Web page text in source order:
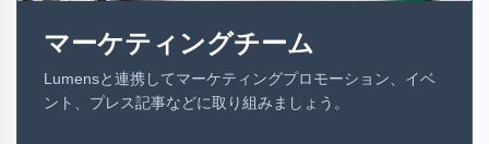
マーケティングチーム
Lumensと連携してマーケティングプロモーション、イベ
ント、プレス記事などに取り組みましょう。